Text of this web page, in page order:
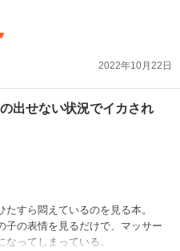
2022年10月22日
出せない状況でイカされ
すら悶えているのを見る本。
子の表情を見るだけで、マッサー
ってしまっている。